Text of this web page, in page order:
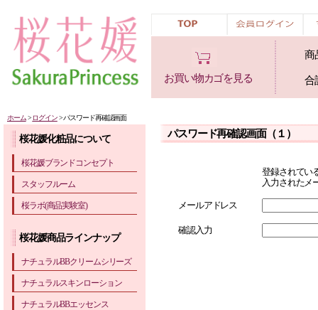
お買い物カゴを見る
商
合
ホーム>ログイン> パスワード再確認画面
桜花媛化粧品について
桜花媛ブランドコンセプト
スタッフルーム
桜ラボ(商品実験室)
桜花媛商品ラインナップ
ナチュラルBBクリームシリーズ
ナチュラルスキンローション
ナチュラルBBエッセンス
パスワード再確認画面（１）
登録されてい
入力されたメ
メールアドレス
確認入力